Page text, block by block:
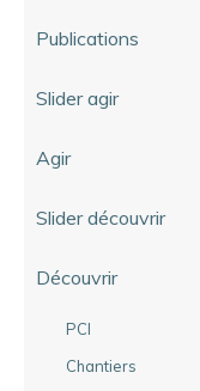
Publications
Slider agir
Agir
Slider découvrir
Découvrir
PCI
Chantiers